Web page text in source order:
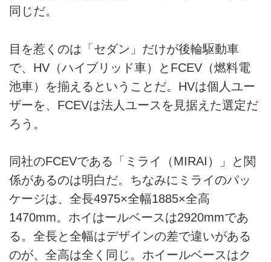
同じだ。
目を惹くのは「セダン」だけが後輪駆動車
で、HV（ハイブリッド車）とFCEV（燃料電
池車）を揃えるということだ。HVは個人ユー
ザーを、FCEVは法人ユースを見据えた選定だ
ろう。
同社のFCEVである「ミライ（MIRAI）」と関
係があるのは明白だ。ちなみにミライのパッ
ケージは、全長4975×全幅1885×全高
1470mm。ホイはールベースは2920mmであ
る。全長と全幅はデザインの差で違いがある
のが、全高は全く同じ。ホイールベースはク